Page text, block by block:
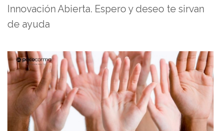
Innovación Abierta. Espero y deseo te sirvan
de ayuda